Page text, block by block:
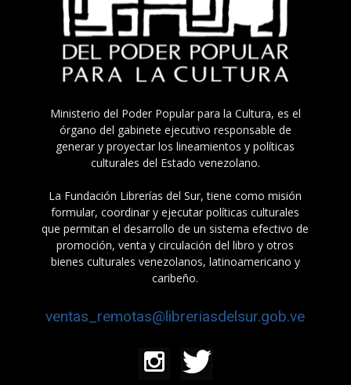
Ministerio del Poder Popular para la Cultura, es el
órgano del gabinete ejecutivo responsable de
generar y proyectar los lineamientos y políticas
culturales del Estado venezolano.
La Fundación Librerías del Sur, tiene como misión
formular, coordinar y ejecutar políticas culturales
que permitan el desarrollo de un sistema efectivo de
promoción, venta y circulación del libro y otros
bienes culturales venezolanos, latinoamericano y
caribeño.
ventas_remotas@libreriasdelsur.gob.ve